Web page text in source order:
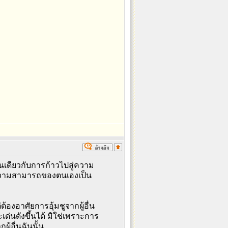
เดียวกับการก้าวไปสู่ความ
มสามารถของตนเองเป็น
องอาศัยการอุ้มชูจากผู้อื่น
ด่นดังขึ้นได้ มิใช่เพราะการ
กผู้อื่นฉันนั้น